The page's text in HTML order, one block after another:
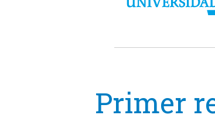
Primer